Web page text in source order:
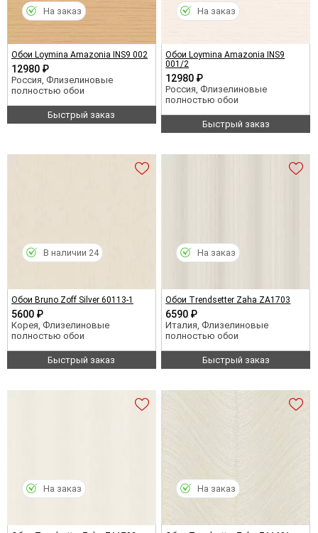
Обои Loymina Amazonia INS9 002
12980 ₽
Россия, Флизелиновые
полностью обои
Быстрый заказ
На заказ
Обои Loymina Amazonia INS9
001/2
12980 ₽
Россия, Флизелиновые
полностью обои
Быстрый заказ
На заказ
Обои Bruno Zoff Silver 60113-1
5600 ₽
Корея, Флизелиновые
полностью обои
Быстрый заказ
В наличии 24
Обои Trendsetter Zaha ZA1703
6590 ₽
Италия, Флизелиновые
полностью обои
Быстрый заказ
На заказ
На заказ На заказ